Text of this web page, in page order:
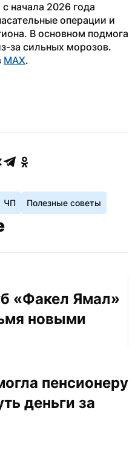
операции и
В основном подмога
за сильных морозов.
MAX.
ЧП Полезные советы
«Факел Ямал»
новыми
пенсионеру
деньги за